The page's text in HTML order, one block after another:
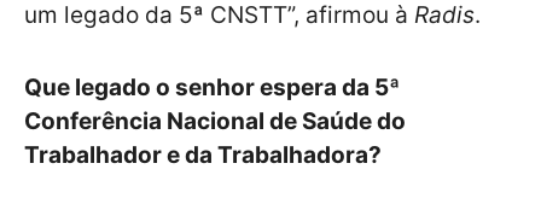
um legado da 5ª CNSTT”, afirmou à Radis.
Que legado o senhor espera da 5ª
Conferência Nacional de Saúde do
Trabalhador e da Trabalhadora?